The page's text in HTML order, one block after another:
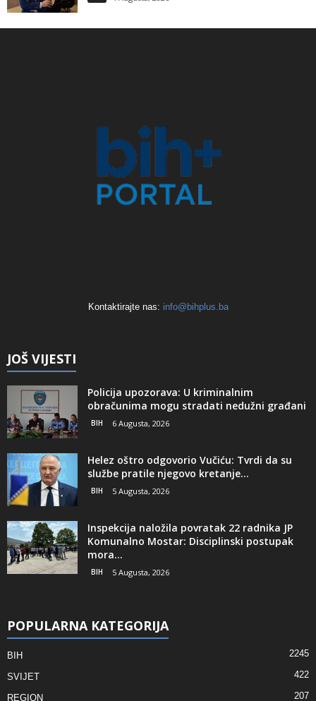
Kontaktirajte nas: info@bihplus.ba
JOŠ VIJESTI
Policija upozorava: U kriminalnim
obračunima mogu stradati nedužni građani
BIH 6 Augusta, 2026
Helez oštro odgovorio Vučiću: Tvrdi da su
službe pratile njegovo kretanje...
BIH 5 Augusta, 2026
Inspekcija naložila povratak 22 radnika JP
Komunalno Mostar: Disciplinski postupak
mora...
BIH 5 Augusta, 2026
POPULARNA KATEGORIJA
BIH 2245
SVIJET 422
REGION 207